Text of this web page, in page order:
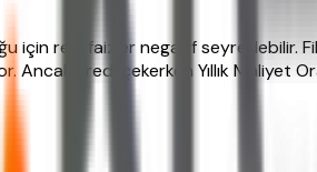
için reel faizler negatif seyredebilir.
kredi çekerken Yıllık Maliyet